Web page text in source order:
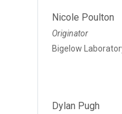
Nicole Poulton
Originator
Bigelow
Dylan Pugh